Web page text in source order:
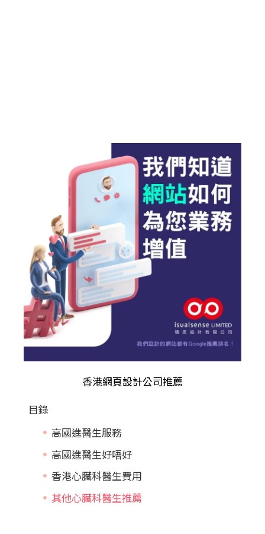
香港網頁設計公司推薦
目錄
高國進醫生服務
高國進醫生好唔好
香港心臟科醫生費用
其他心臟科醫生推薦